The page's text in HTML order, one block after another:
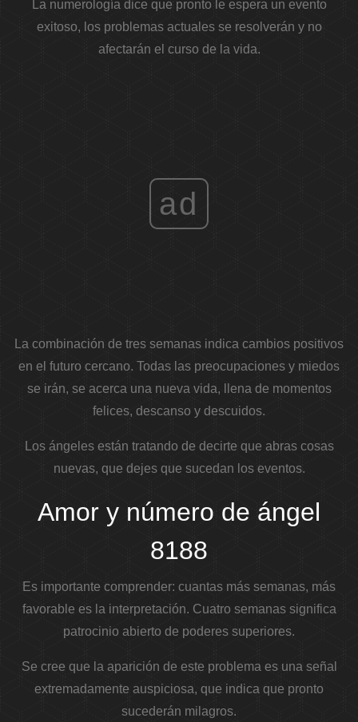
La numerología dice que pronto le espera un evento
exitoso, los problemas actuales se resolverán y no
afectarán el curso de la vida.
ad
La combinación de tres semanas indica cambios positivos
en el futuro cercano. Todas las preocupaciones y miedos
se irán, se acerca una nueva vida, llena de momentos
felices, descanso y descuidos.
Los ángeles están tratando de decirte que abras cosas
nuevas, que dejes que sucedan los eventos.
Amor y número de ángel
8188
Es importante comprender: cuantas más semanas, más
favorable es la interpretación. Cuatro semanas significa
patrocinio abierto de poderes superiores.
Se cree que la aparición de este problema es una señal
extremadamente auspiciosa, que indica que pronto
sucederán milagros.